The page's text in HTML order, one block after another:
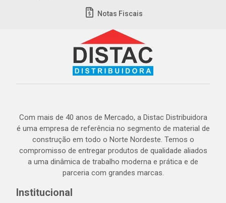
Notas Fiscais
Com mais de 40 anos de Mercado, a Distac Distribuidora
é uma empresa de referência no segmento de material de
construção em todo o Norte Nordeste. Temos o
compromisso de entregar produtos de qualidade aliados
a uma dinâmica de trabalho moderna e prática e de
parceria com grandes marcas.
Institucional